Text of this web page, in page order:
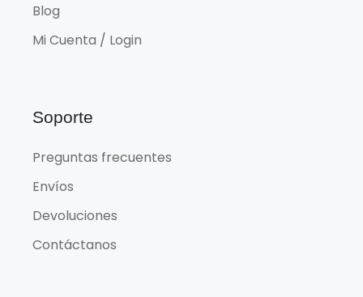
Blog
Mi Cuenta / Login
Soporte
Preguntas frecuentes
Envíos
Devoluciones
Contáctanos